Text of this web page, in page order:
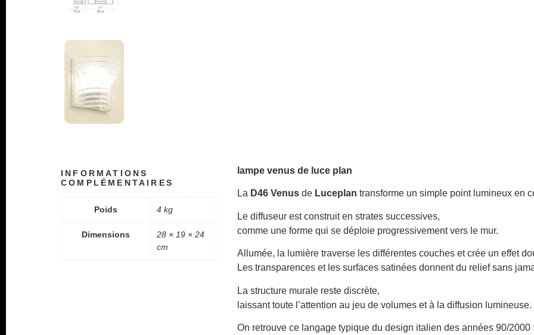
INFORMATIONS
COMPLÉMENTAIRES
Poids 4 kg
Dimensions
28 × 19 × 24
cm
lampe venus de luce plan
La D46 Venusde Luceplan transforme un simple point lumineux en
Le diffuseur est construit en strates successives,
comme une forme qui se déploie progressivement vers le mur.
Allumée, la lumière traverse les différentes couches et crée un effet
Les transparences et les surfaces satinées donnent du relief sans
La structure murale reste discrète,
laissant toute l’attention au jeu de volumes et à la diffusion lumineuse.
On retrouve ce langage typique du design italien des années 90/2000 :